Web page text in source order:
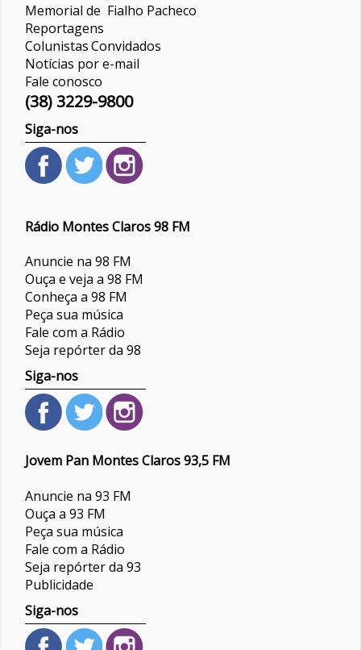
Memorial de Fialho Pacheco
Reportagens
ColunistasConvidados
Notícias por e-mail
Fale conosco
(38) 3229-9800
Siga-nos
Rádio Montes Claros 98 FM
Anuncie na 98 FM
Ouça e veja a 98 FM
Conheça a 98 FM
Peça sua música
Fale com a Rádio
Seja repórter da 98
Siga-nos
Jovem Pan Montes Claros 93,5 FM
Anuncie na 93 FM
Ouça a 93 FM
Peça sua música
Fale com a Rádio
Seja repórter da 93
Publicidade
Siga-nos